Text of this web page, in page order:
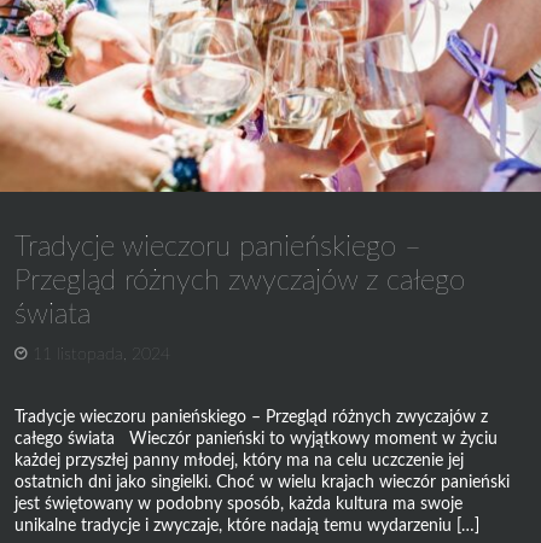
panieńskiego?
Porady
dla
osób,
które
czują
presję
związaną
planowaniem
Tradycje wieczoru panieńskiego –
Przegląd różnych zwyczajów z całego
świata
11 listopada, 2024
Tradycje wieczoru panieńskiego – Przegląd różnych zwyczajów z
całego świata Wieczór panieński to wyjątkowy moment w życiu
każdej przyszłej panny młodej, który ma na celu uczczenie jej
ostatnich dni jako singielki. Choć w wielu krajach wieczór panieński
jest świętowany w podobny sposób, każda kultura ma swoje
unikalne tradycje i zwyczaje, które nadają temu wydarzeniu […]